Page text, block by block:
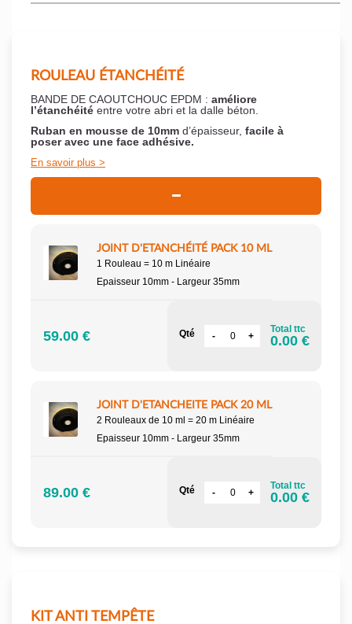
ROULEAU ÉTANCHÉITÉ
BANDE DE CAOUTCHOUC EPDM : améliore
l’étanchéité entre votre abri et la dalle béton.
Ruban en mousse de 10mm d’épaisseur, facile à
poser avec une face adhésive.
En savoir plus
JOINT D'ETANCHÉITÉ PACK 10 ML
1 Rouleau = 10 m Linéaire
Epaisseur 10mm - Largeur 35mm
59.00 € Qté Total ttc
0.00 €
JOINT D'ETANCHEITE PACK 20 ML
2 Rouleaux de 10 ml = 20 m Linéaire
Epaisseur 10mm - Largeur 35mm
89.00 € Qté Total ttc
0.00 €
KIT ANTI TEMPÊTE